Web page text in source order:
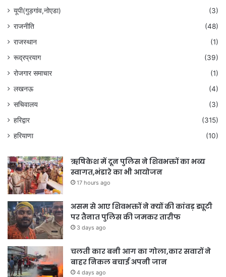
यूपी(गुड़गांव,नोएडा)
(3)
राजनीति
(48)
राजस्थान
(1)
रूद्रप्रयाग
(39)
रोजगार समाचार
(1)
लखनऊ
(4)
सचिवालय
(3)
हरिद्वार
(315)
हरियाणा
(10)
ऋषिकेश में दून पुलिस ने शिवभक्तों का भव्य
स्वागत,भंडारे का भी आयोजन
17 hours ago
असम से आए शिवभक्तों ने क्यों की कांवड़ ड्यूटी
पर तैनात पुलिस की जमकर तारीफ
3 days ago
चलती कार बनी आग का गोला,कार सवारों ने
बाहर निकल बचाई अपनी जान
4 days ago